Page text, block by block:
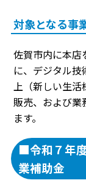
対象となる事
佐賀市内に本店
に、デジタル
上（新しい生活
販売、および業
ます。
■令和７年
業補助金